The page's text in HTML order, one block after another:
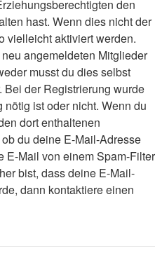
den
hast. Wenn dies nicht der
vielleicht aktiviert werden.
angemeldeten Mitglieder
musst du dies selbst
der Registrierung wurde
ist oder nicht. Wenn du
dort enthaltenen
du deine E-Mail-Adresse
E-Mail von einem Spam-Filter
bist, dass deine E-Mail-
dann kontaktiere einen